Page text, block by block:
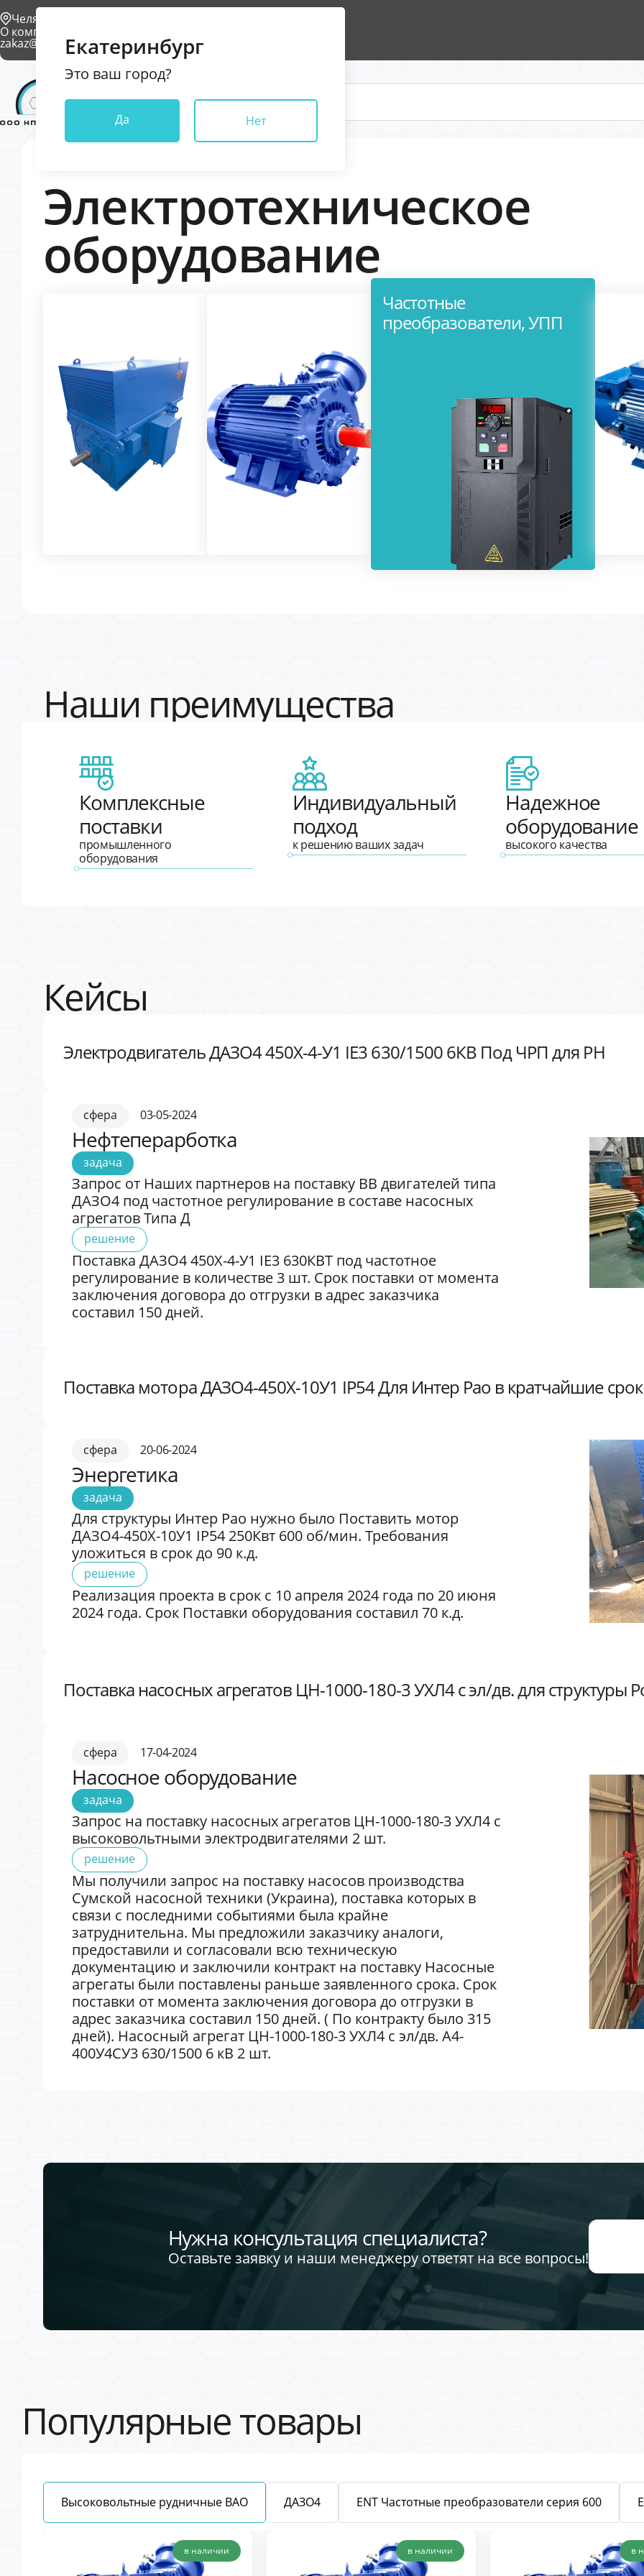
Екатеринбург
Это ваш город?
Да Нет
Челябинск
О компании
zakaz@npkkrona.ru
Каталог
Электротехническое
оборудование
Частотные
преобразователи, УПП
Наши преимущества
Комплексные
поставки
промышленного
оборудования
Индивидуальный
подход
к решению ваших задач
Надежное
оборудование
высокого качества
Кейсы
Электродвигатель ДАЗО4 450Х-4-У1 IE3 630/1500 6КВ Под ЧРП для РН
сфера 03-05-2024
Нефтеперарботка
задача
Запрос от Наших партнеров на поставку ВВ двигателей типа
ДАЗО4 под частотное регулирование в составе насосных
агрегатов Типа Д
решение
Поставка ДАЗО4 450Х-4-У1 IE3 630КВТ под частотное
регулирование в количестве 3 шт. Срок поставки от момента
заключения договора до отгрузки в адрес заказчика
составил 150 дней.
Поставка мотора ДАЗО4-450X-10У1 IP54 Для Интер Рао в кратчайшие
сфера 20-06-2024
Энергетика
задача
Для структуры Интер Рао нужно было Поставить мотор
ДАЗО4-450X-10У1 IP54 250Квт 600 об/мин. Требования
уложиться в срок до 90 к.д.
решение
Реализация проекта в срок с 10 апреля 2024 года по 20 июня
2024 года. Срок Поставки оборудования составил 70 к.д.
Поставка насосных агрегатов ЦН-1000-180-3 УХЛ4 с эл/дв. для структуры
сфера 17-04-2024
Насосное оборудование
задача
Запрос на поставку насосных агрегатов ЦН-1000-180-3 УХЛ4 с
высоковольтными электродвигателями 2 шт.
решение
Мы получили запрос на поставку насосов производства
Сумской насосной техники (Украина), поставка которых в
связи с последними событиями была крайне
затруднительна. Мы предложили заказчику аналоги,
предоставили и согласовали всю техническую
документацию и заключили контракт на поставку Насосные
агрегаты были поставлены раньше заявленного срока. Срок
поставки от момента заключения договора до отгрузки в
адрес заказчика составил 150 дней. ( По контракту было 315
дней). Насосный агрегат ЦН-1000-180-3 УХЛ4 с эл/дв. А4-
400У4СУ3 630/1500 6 кВ 2 шт.
Нужна консультация специалиста?
Оставьте заявку и наши менеджеру ответят на все вопросы!
Популярные товары
Высоковольтные рудничные ВАО ДАЗО4 ENT Частотные преобразователи серия 600
в наличии в наличии в